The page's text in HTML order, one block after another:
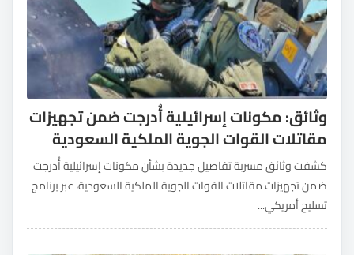
وثائق: مكونات إسرائيلية أُدرجت ضمن تجهيزات
مقاتلات القوات الجوية الملكية السعودية
كشفت وثائق مسربة تفاصيل جديدة بشأن مكونات إسرائيلية أُدرجت
ضمن تجهيزات مقاتلات القوات الجوية الملكية السعودية، عبر برنامج
تسليح أمريكي...